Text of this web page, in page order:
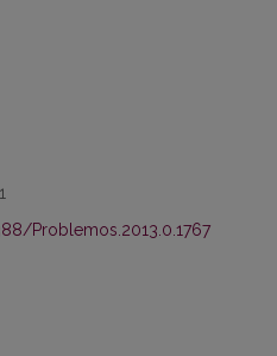
Problemos.2013.0.1767